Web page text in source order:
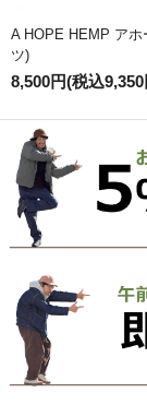
A HOPE HEMP ア
ツ)
8,500円(税込